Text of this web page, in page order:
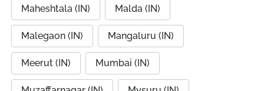
Maheshtala (IN) Malda (IN)
Malegaon (IN) Mangaluru (IN)
Meerut (IN) Mumbai (IN)